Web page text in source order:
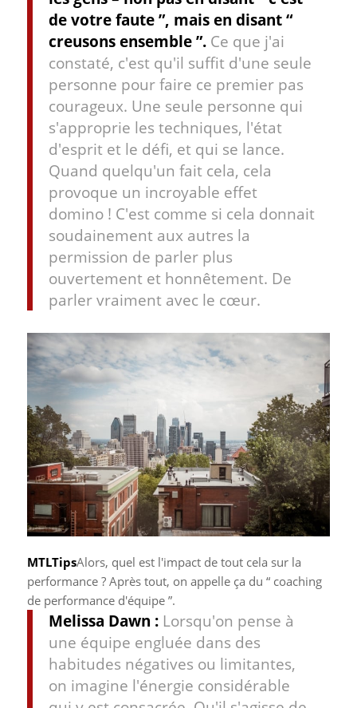
de votre faute ”, mais en disant “
creusons ensemble ”.Ce que j'ai
constaté, c'est qu'il suffit d'une seule
personne pour faire ce premier pas
courageux. Une seule personne qui
s'approprie les techniques, l'état
d'esprit et le défi, et qui se lance.
Quand quelqu'un fait cela, cela
provoque un incroyable effet
domino ! C'est comme si cela donnait
soudainement aux autres la
permission de parler plus
ouvertement et honnêtement. De
parler vraiment avec le cœur.
MTLTipsAlors, quel est l'impact de tout cela sur la
performance ? Après tout, on appelle ça du “ coaching
de performance d'équipe ”.
Melissa Dawn :Lorsqu'on pense à
une équipe engluée dans des
habitudes négatives ou limitantes,
on imagine l'énergie considérable